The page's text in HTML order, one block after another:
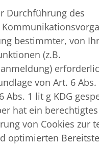
Durchführung des
bestimmter, von
(z.B.
von Art. 6
Abs. 1 lit g KDG
hat ein
von Cookies zur
optimierten